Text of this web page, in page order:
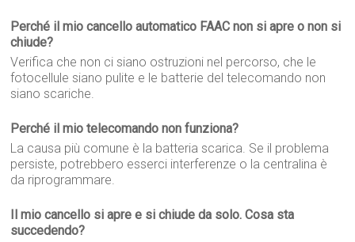
Perché il mio cancello automatico FAAC non si apre o non si
chiude?
Verifica che non ci siano ostruzioni nel percorso, che le
fotocellule siano pulite e le batterie del telecomando non
siano scariche.
Perché il mio telecomando non funziona?
La causa più comune è la batteria scarica. Se il problema
persiste, potrebbero esserci interferenze o la centralina è
da riprogrammare.
Il mio cancello si apre e si chiude da solo. Cosa sta
succedendo?